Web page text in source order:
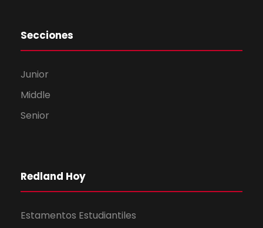
Secciones
Junior
Middle
Senior
Redland Hoy
Estamentos Estudiantiles